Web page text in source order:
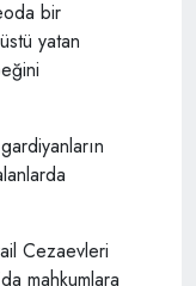
bir
yatan
Cezaevleri
mahkumlara